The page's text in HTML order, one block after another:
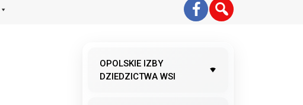
OPOLSKIE IZBY
DZIEDZICTWA WSI